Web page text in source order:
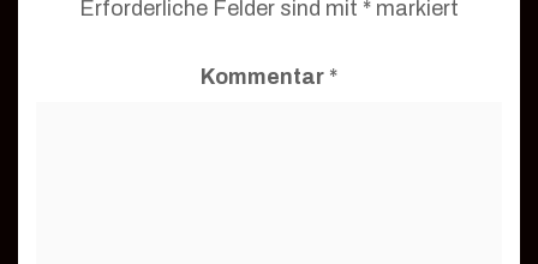
Erforderliche Felder sind mit * markiert
Kommentar *